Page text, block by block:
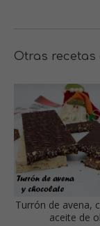
Otras recetas
Turrón de avena,
aceite de